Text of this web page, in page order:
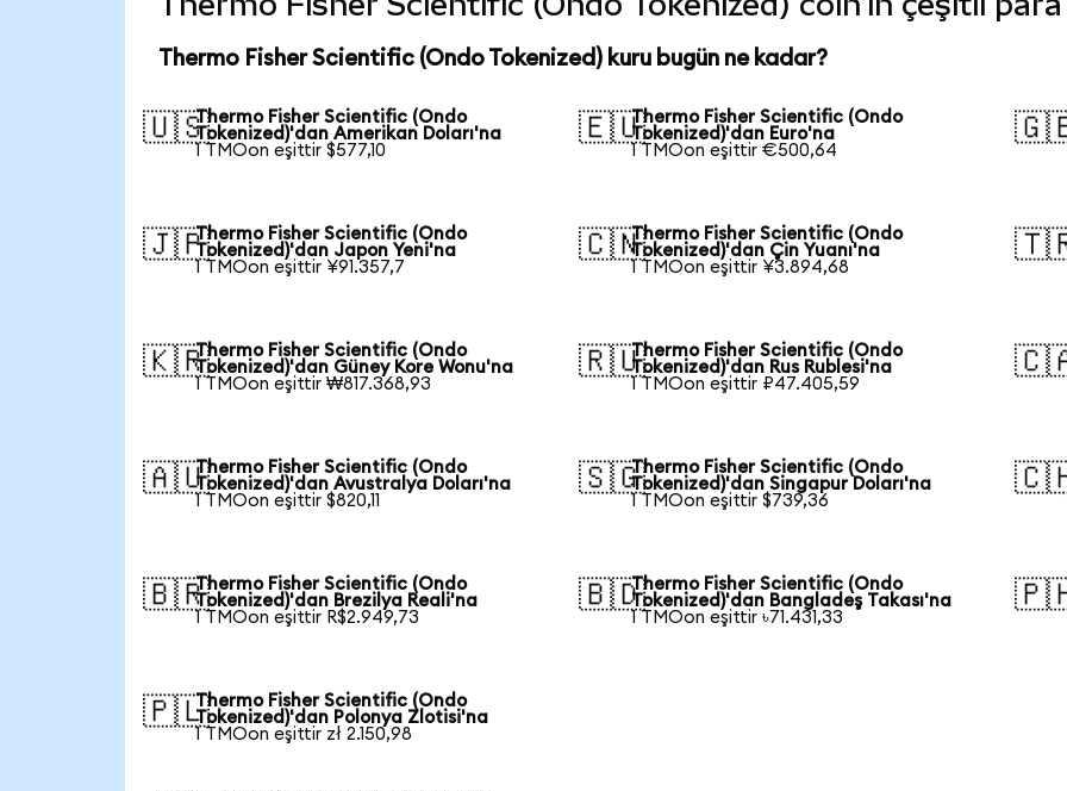
Thermo Fisher Scientific (Ondo Tokenized) kuru bugün ne kadar?
🇺🇸Thermo Fisher Scientific (Ondo
Tokenized)'dan Amerikan Doları'na
1 TMOon eşittir $577,10
🇪🇺Thermo Fisher Scientific (Ondo
Tokenized)'dan Euro'na
1 TMOon eşittir €500,64
🇯🇵Thermo Fisher Scientific (Ondo
Tokenized)'dan Japon Yeni'na
1 TMOon eşittir ¥91.357,7
🇨🇳Thermo Fisher Scientific (Ondo
Tokenized)'dan Çin Yuanı'na
1 TMOon eşittir ¥3.894,68
🇰🇷Thermo Fisher Scientific (Ondo
Tokenized)'dan Güney Kore Wonu'na
1 TMOon eşittir ₩817.368,93
🇷🇺Thermo Fisher Scientific (Ondo
Tokenized)'dan Rus Rublesi'na
1 TMOon eşittir ₽47.405,59
🇦🇺Thermo Fisher Scientific (Ondo
Tokenized)'dan Avustralya Doları'na
1 TMOon eşittir $820,11
🇸🇬Thermo Fisher Scientific (Ondo
Tokenized)'dan Singapur Doları'na
1 TMOon eşittir $739,36
🇧🇷Thermo Fisher Scientific (Ondo
Tokenized)'dan Brezilya Reali'na
1 TMOon eşittir R$2.949,73
🇧🇩Thermo Fisher Scientific (Ondo
Tokenized)'dan Bangladeş Takası'na
1 TMOon eşittir ৳71.431,33
🇵🇱Thermo Fisher Scientific (Ondo
Tokenized)'dan Polonya Zlotisi'na
1 TMOon eşittir zł 2.150,98